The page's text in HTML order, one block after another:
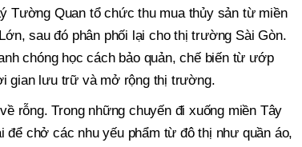
Tường Quan tổ chức thu mua thủy sản từ miền
sau đó phân phối lại cho thị trường Sài Gòn.
chóng học cách bảo quản, chế biến từ ướp
gian lưu trữ và mở rộng thị trường.
rỗng. Trong những chuyến đi xuống miền Tây
để chở các nhu yếu phẩm từ đô thị như quần áo,